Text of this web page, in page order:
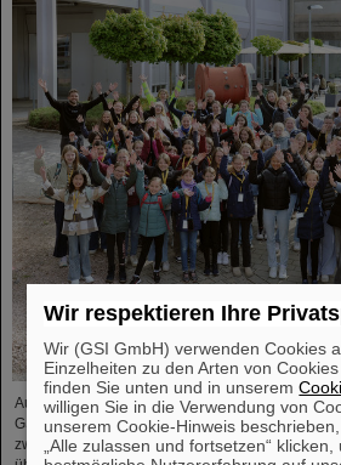
Auch im Jahr 2024 erfreute sich der bundesweite
GSI/FAIR wieder großer Nachfrage. Dieses Mal
zwischen elf und 17 Jahren an der Veranstaltung
Wir respektieren Ihre
Wir (GSI GmbH) verwenden Cookies
Einzelheiten zu den Arten von
finden Sie unten und in unserem
willigen Sie in die Verwendung von
unserem Cookie-Hinweis
„Alle zulassen und fortsetzen“ klicken,